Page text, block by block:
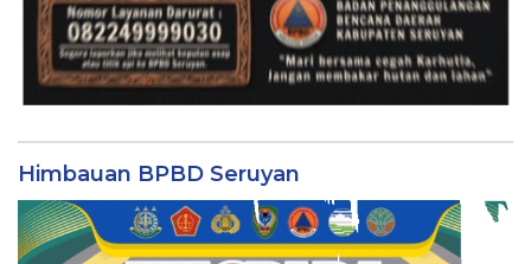
Himbauan BPBD Seruyan